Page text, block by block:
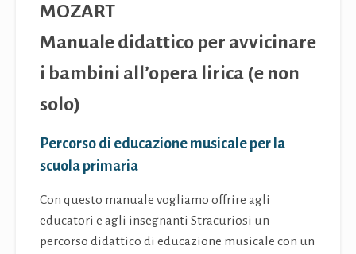
MOZART
Manuale didattico per avvicinare
i bambini all’opera lirica (e non
solo)
Percorso di educazione musicale per la
scuola primaria
Con questo manuale vogliamo offrire agli
educatori e agli insegnanti Stracuriosi un
percorso didattico di educazione musicale con un